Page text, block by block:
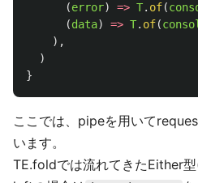
(error) => T. of(
(data) => T. of(
),
)
}
ここでは、pipeを用いて
います。
TE.foldでは流れてきたEither